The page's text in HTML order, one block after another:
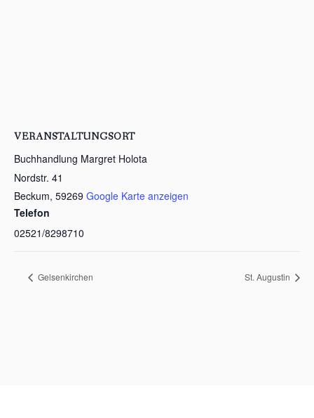
VERANSTALTUNGSORT
Buchhandlung Margret Holota
Nordstr. 41
Beckum, 59269 Google Karte anzeigen
Telefon
02521/8298710
Gelsenkirchen St. Augustin